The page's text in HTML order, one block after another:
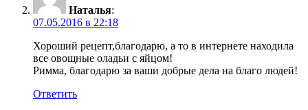
Наталья:
07.05.2016 в 22:18
Хороший рецепт,благодарю, а то в интернете находила
все овощные оладьи с яйцом!
Римма, благодарю за ваши добрые дела на благо людей!
Ответить